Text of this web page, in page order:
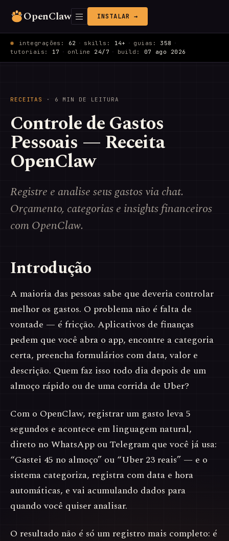
OpenClaw INSTALAR →
integrações: 62 · skills: 14+ · guias: 358 ·
tutoriais: 17 · online 24/7 · build: 07 ago 2026
RECEITAS · 6 MIN DE LEITURA
Controle de Gastos
Pessoais — Receita
OpenClaw
Registre e analise seus gastos via chat.
Orçamento, categorias e insights financeiros
com OpenClaw.
Introdução
A maioria das pessoas sabe que deveria controlar
melhor os gastos. O problema não é falta de
vontade — é fricção. Aplicativos de finanças
pedem que você abra o app, encontre a categoria
certa, preencha formulários com data, valor e
descrição. Quem faz isso todo dia depois de um
almoço rápido ou de uma corrida de Uber?
Com o OpenClaw, registrar um gasto leva 5
segundos e acontece em linguagem natural,
direto no WhatsApp ou Telegram que você já usa:
“Gastei 45 no almoço” ou “Uber 23 reais” — e o
sistema categoriza, registra com data e hora
automáticas, e vai acumulando dados para
quando você quiser analisar.
O resultado não é só um registro mais completo: é